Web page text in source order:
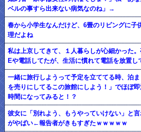
ベルの事すら出来ない病気なのね」→
春から小学生なんだけど、6畳のリビングに子
理だよね
私は上京してきて、１人暮らしが心細かった
Eや電話してたが、生活に慣れて電話を放置し
一緒に旅行しようって予定を立ててる時、泊
を売りにしてるこの旅館にしよう！」でほぼ
時間になってみると！？
彼女に「別れよう、もうやっていけない」と
がやばい←報告者がきもすぎたｗｗｗｗｗ